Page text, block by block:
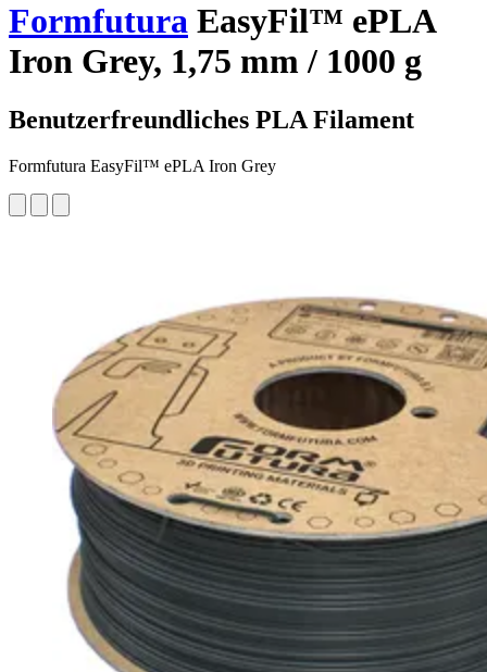
Formfutura EasyFil™ ePLA
Iron Grey, 1,75 mm / 1000 g
Benutzerfreundliches PLA Filament
Formfutura EasyFil™ ePLA Iron Grey